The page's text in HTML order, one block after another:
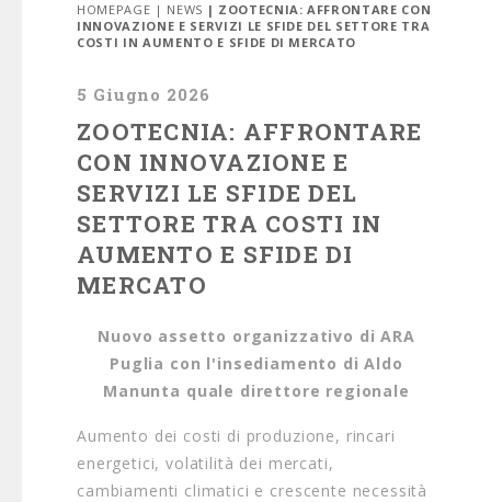
HOMEPAGE | NEWS | ZOOTECNIA: AFFRONTARE CON
INNOVAZIONE E SERVIZI LE SFIDE DEL SETTORE TRA
COSTI IN AUMENTO E SFIDE DI MERCATO
5 Giugno 2026
ZOOTECNIA: AFFRONTARE
CON INNOVAZIONE E
SERVIZI LE SFIDE DEL
SETTORE TRA COSTI IN
AUMENTO E SFIDE DI
MERCATO
Nuovo assetto organizzativo di ARA
Puglia con l'insediamento di Aldo
Manunta quale direttore regionale
Aumento dei costi di produzione, rincari
energetici, volatilità dei mercati,
cambiamenti climatici e crescente necessità